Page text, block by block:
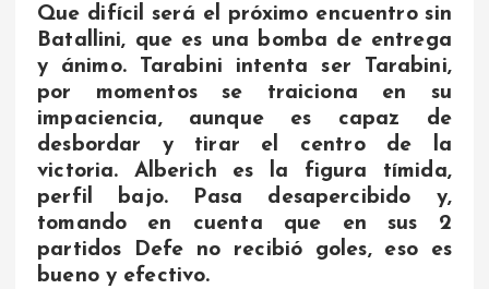
Que difícil será el próximo encuentro sin
Batallini, que es una bomba de entrega
y ánimo. Tarabini intenta ser Tarabini,
por momentos se traiciona en su
impaciencia, aunque es capaz de
desbordar y tirar el centro de la
victoria. Alberich es la figura tímida,
perfil bajo. Pasa desapercibido y,
tomando en cuenta que en sus 2
partidos Defe no recibió goles, eso es
bueno y efectivo.